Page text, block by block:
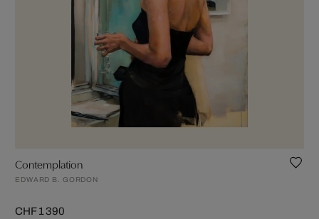
Contemplation
EDWARD B. GORDON
CHF 1 390